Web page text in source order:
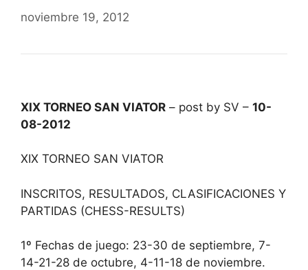
noviembre 19, 2012
XIX TORNEO SAN VIATOR – post by SV – 10-
08-2012
XIX TORNEO SAN VIATOR
INSCRITOS, RESULTADOS, CLASIFICACIONES Y
PARTIDAS (CHESS-RESULTS)
1º Fechas de juego: 23-30 de septiembre, 7-
14-21-28 de octubre, 4-11-18 de noviembre.